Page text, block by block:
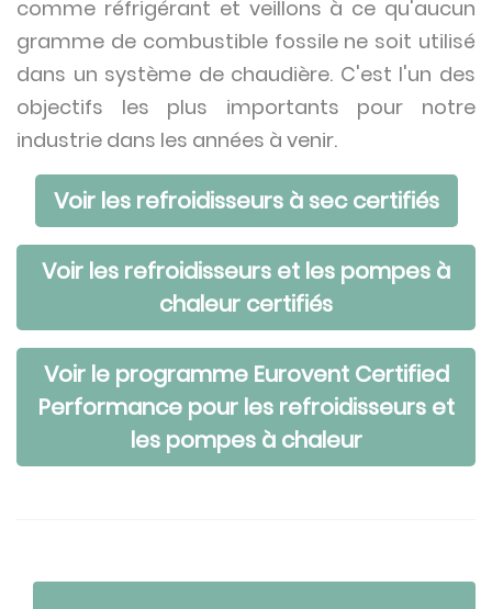
comme réfrigérant et veillons à ce qu'aucun
gramme de combustible fossile ne soit utilisé
dans un système de chaudière. C'est l'un des
objectifs les plus importants pour notre
industrie dans les années à venir.
Voir les refroidisseurs à sec certifiés
Voir les refroidisseurs et les pompes à
chaleur certifiés
Voir le programme Eurovent Certified
Performance pour les refroidisseurs et
les pompes à chaleur